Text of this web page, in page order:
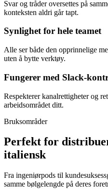
Svar og tråder oversettes på
konteksten aldri går tapt.
Synlighet for hele teamet
Alle ser både den opprinnelige
uten å bytte verktøy.
Fungerer med Slack-
Respekterer kanalrettigheter og
arbeidsområdet ditt.
Bruksområder
Perfekt for
italiensk
Fra ingeniørpods til
samme bølgelengde på deres